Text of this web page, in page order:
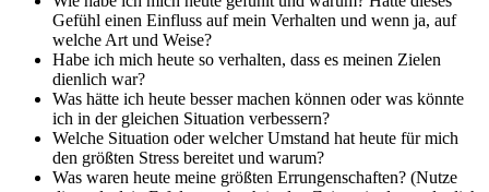
Gefühl einen Einfluss auf mein Verhalten und wenn ja, auf
welche Art und Weise?
Habe ich mich heute so verhalten, dass es meinen Zielen
dienlich war?
Was hätte ich heute besser machen können oder was könnte
ich in der gleichen Situation verbessern?
Welche Situation oder welcher Umstand hat heute für mich
den größten Stress bereitet und warum?
Was waren heute meine größten Errungenschaften? (Nutze